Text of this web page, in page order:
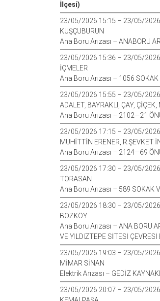
İlçesi)
23/05/2026 15:15 – 23/05/
KUŞÇUBURUN
Ana Boru Arızası – ANABORU
23/05/2026 15:36 – 23/05/
İÇMELER
Ana Boru Arızası – 1056 SOKAK
23/05/2026 15:55 – 23/05/
ADALET, BAYRAKLI, ÇAY,
Ana Boru Arızası – 2102—21
23/05/2026 17:15 – 23/05/
MUHİTTİN ERENER, R.ŞEVKET
Ana Boru Arızası – 2124—69
23/05/2026 17:30 – 23/05/
TORASAN
Ana Boru Arızası – 589 SOKAK
23/05/2026 18:30 – 23/05/
BOZKÖY
Ana Boru Arızası – ANA BORU
VE YILDIZTEPE SİTESİ ÇEVRESİ
23/05/2026 19:03 – 23/05/
MİMAR SİNAN
Elektrik Arızası – GEDİZ
23/05/2026 20:07 – 23/05/